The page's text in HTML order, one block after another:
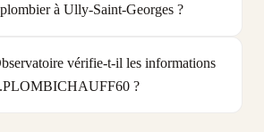
à Ully-Saint-Georges ?
vérifie-t-il les informations
?